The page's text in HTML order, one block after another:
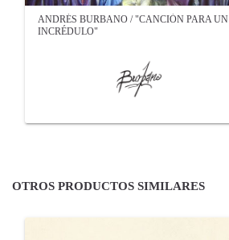
ANDRÉS BURBANO / "CANCIÓN PARA UN
INCRÉDULO"
OTROS PRODUCTOS SIMILARES